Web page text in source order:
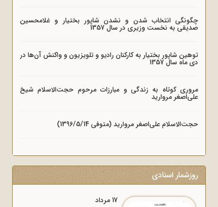
چگونگی انتخاب شدن و نشدن شاپور بختیار و غلامحسین
صدیقی به نخست وزیری در سال 1357
توهین شاپور بختیار به کارکنان رادیو و تلویزیون و واکنش آن‌ها در
دی ماه سال 1357
مروری کوتاه به زندگی و مبارزات مرحوم حجت‌الاسلام شیخ
علی‌اصغر مروارید
حجت‌الاسلام علی‌اصغر مروارید (متوفی 1396/5/14)
روزشمار اسنادی
17 مرداد